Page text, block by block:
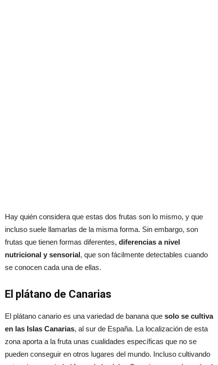
Hay quién considera que estas dos frutas son lo mismo, y que
incluso suele llamarlas de la misma forma. Sin embargo, son
frutas que tienen formas diferentes, diferencias a nivel
nutricional y sensorial, que son fácilmente detectables cuando
se conocen cada una de ellas.
El plátano de Canarias
El plátano canario es una variedad de banana que solo se cultiva
en las Islas Canarias, al sur de España. La localización de esta
zona aporta a la fruta unas cualidades específicas que no se
pueden conseguir en otros lugares del mundo. Incluso cultivando